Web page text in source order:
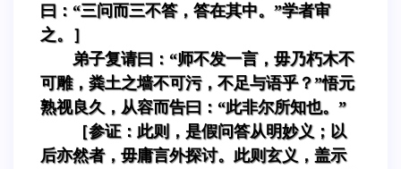
曰：“三问而三不答，答在其中。”学者审
之。］
弟子复请曰：“师不发一言，毋乃朽木不
可雕，粪土之墙不可污，不足与语乎？”悟元
熟视良久，从容而告曰：“此非尔所知也。”
［参证：此则，是假问答从明妙义；以
后亦然者，毋庸言外探讨。此则玄义，盖示